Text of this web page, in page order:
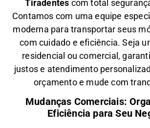
Tiradentes com total
Contamos com uma equipe
moderna para transportar seus
comcuidado e eficiência. Seja
residencial ou comercial ,
justos e atendimento
orçamento e mude com
Mudanças Comerciais:
Eficiência para Seu